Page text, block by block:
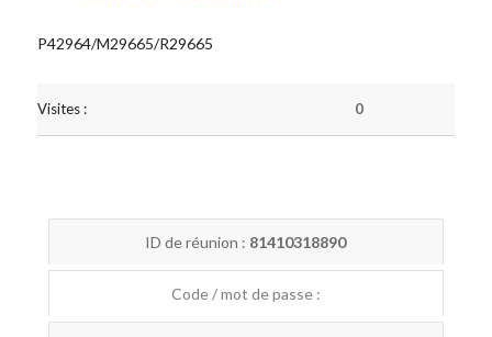
P42964/M29665/R29665
Visites : 0
ID de réunion : 81410318890
Code / mot de passe :